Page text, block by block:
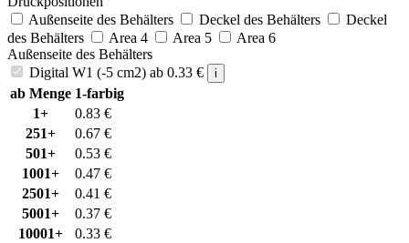
Außenseite des Behälters
Deckel des Behälters
Deckel
des Behälters
Area 4 Area 5
Area 6
Außenseite des Behälters
Digital W1 (-5 cm2) ab 0.33 € i
ab Menge 1-farbig
1+
0.83 €
251+
0.67 €
501+
0.53 €
1001+
0.47 €
2501+
0.41 €
5001+
0.37 €
10001+
0.33 €